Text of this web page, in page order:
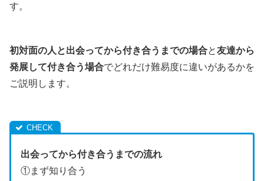
す。
初対面の人と出会ってから付き合うまでの場合と友達から
発展して付き合う場合でどれだけ難易度に違いがあるかを
ご説明します。
出会ってから付き合うまでの流れ
①まず知り合う